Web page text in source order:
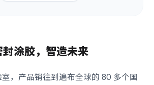
涂胶，智造未来
，产品销往到遍布全球的 80 多个国